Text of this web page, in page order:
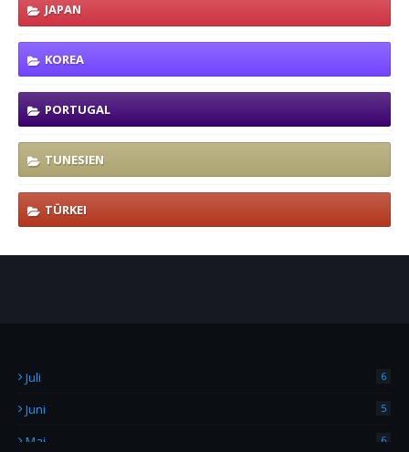
JAPAN
KOREA
PORTUGAL
TUNESIEN
TÜRKEI
Juli 6
Juni 5
Mai 6